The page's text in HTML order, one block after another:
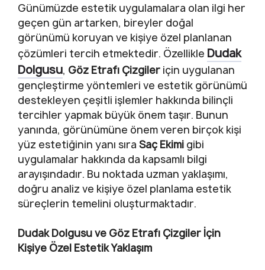
Günümüzde estetik uygulamalara olan ilgi her
geçen gün artarken, bireyler doğal
görünümü koruyan ve kişiye özel planlanan
çözümleri tercih etmektedir. Özellikle Dudak
Dolgusu, Göz Etrafı Çizgiler için uygulanan
gençleştirme yöntemleri ve estetik görünümü
destekleyen çeşitli işlemler hakkında bilinçli
tercihler yapmak büyük önem taşır. Bunun
yanında, görünümüne önem veren birçok kişi
yüz estetiğinin yanı sıra Saç Ekimi gibi
uygulamalar hakkında da kapsamlı bilgi
arayışındadır. Bu noktada uzman yaklaşımı,
doğru analiz ve kişiye özel planlama estetik
süreçlerin temelini oluşturmaktadır.
Dudak Dolgusu ve Göz Etrafı Çizgiler İçin
Kişiye Özel Estetik Yaklaşım